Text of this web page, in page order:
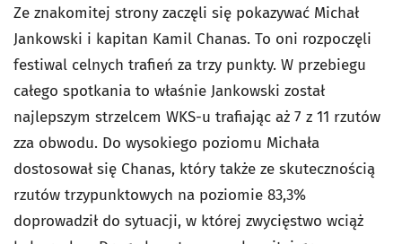
Ze znakomitej strony zaczęli się pokazywać Michał
Jankowski i kapitan Kamil Chanas. To oni rozpoczęli
festiwal celnych trafień za trzy punkty. W przebiegu
całego spotkania to właśnie Jankowski został
najlepszym strzelcem WKS-u trafiając aż 7 z 11 rzutów
zza obwodu. Do wysokiego poziomu Michała
dostosował się Chanas, który także ze skutecznością
rzutów trzypunktowych na poziomie 83,3%
doprowadził do sytuacji, w której zwycięstwo wciąż